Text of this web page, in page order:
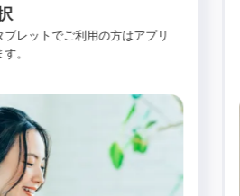
レットでご利用の方はアプリ
。